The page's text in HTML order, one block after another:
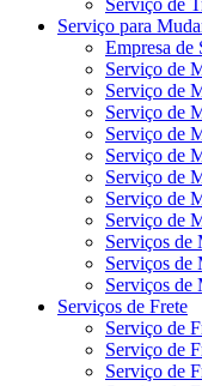
Serviço de
Serviço para
Empresa de
Serviço de
Serviço de
Serviço de
Serviço de
Serviço de
Serviço de
Serviço de
Serviço de
Serviços de
Serviços de
Serviços de
Serviços de Frete
Serviço de
Serviço de
Serviço de